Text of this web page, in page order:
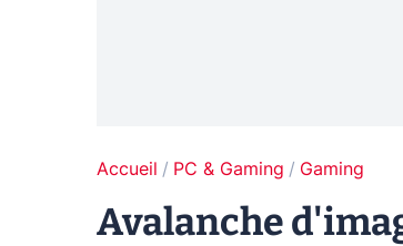
Accueil PC & Gaming Gaming
Avalanche